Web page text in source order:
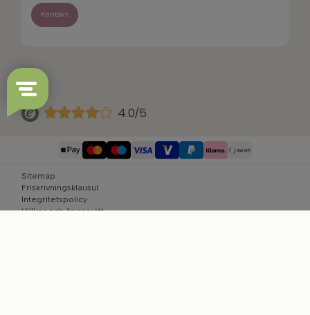
Kontakt
4.0/5
Sitemap
Friskrivningsklausul
Integritetspolicy
Villkor och ångerrätt